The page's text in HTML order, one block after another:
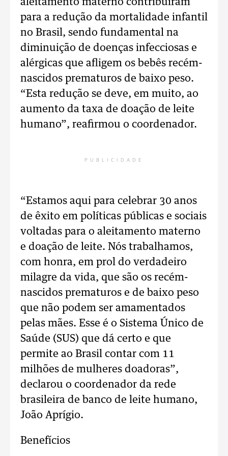
aleitamento materno contribuíram
para a redução da mortalidade infantil
no Brasil, sendo fundamental na
diminuição de doenças infecciosas e
alérgicas que afligem os bebês recém-
nascidos prematuros de baixo peso.
“Esta redução se deve, em muito, ao
aumento da taxa de doação de leite
humano”, reafirmou o coordenador.
PUBLICIDADE
“Estamos aqui para celebrar 30 anos
de êxito em políticas públicas e sociais
voltadas para o aleitamento materno
e doação de leite. Nós trabalhamos,
com honra, em prol do verdadeiro
milagre da vida, que são os recém-
nascidos prematuros e de baixo peso
que não podem ser amamentados
pelas mães. Esse é o Sistema Único de
Saúde (SUS) que dá certo e que
permite ao Brasil contar com 11
milhões de mulheres doadoras”,
declarou o coordenador da rede
brasileira de banco de leite humano,
João Aprígio.
Benefícios